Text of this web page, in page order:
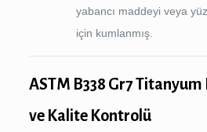
yabancı maddeyi veya
için kumlanmış.
ASTM B338 Gr7 Titanyum
ve Kalite Kontrolü